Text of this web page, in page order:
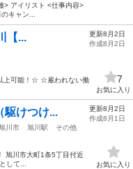
> アイリスト <仕事内容>
キャン...
【...
上可能！☆ ☆雇われない働
更新8月2日
作成8月2日
7
お気に入り
駆けつけ...
旭川市 旭川駅
その他
旭川市大町1条5丁目付近
して...
更新8月2日
作成8月1日
お気に入り